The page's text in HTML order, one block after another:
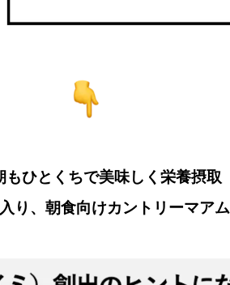
もひとくちで美味しく栄養摂取
り、朝食向けカントリーマアム